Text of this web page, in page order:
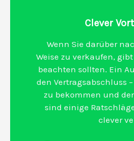
Clever
Wenn Sie darüber
Weise zu verkaufen,
beachten sollten. Ein
den Vertragsabschluss
zu bekommen und
sind einige
clever